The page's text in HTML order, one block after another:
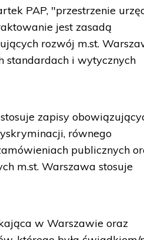
PAP, "przestrzenie
jest zasadą
rozwój m.st.
standardach i wytycznych
zapisy
równego
publicznych
m.st. Warszawa stosuje
w Warszawie oraz